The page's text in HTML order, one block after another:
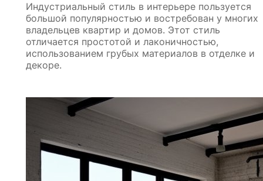
Индустриальный стиль в интерьере пользуется
большой популярностью и востребован у многих
владельцев квартир и домов. Этот стиль
отличается простотой и лаконичностью,
использованием грубых материалов в отделке и
декоре.